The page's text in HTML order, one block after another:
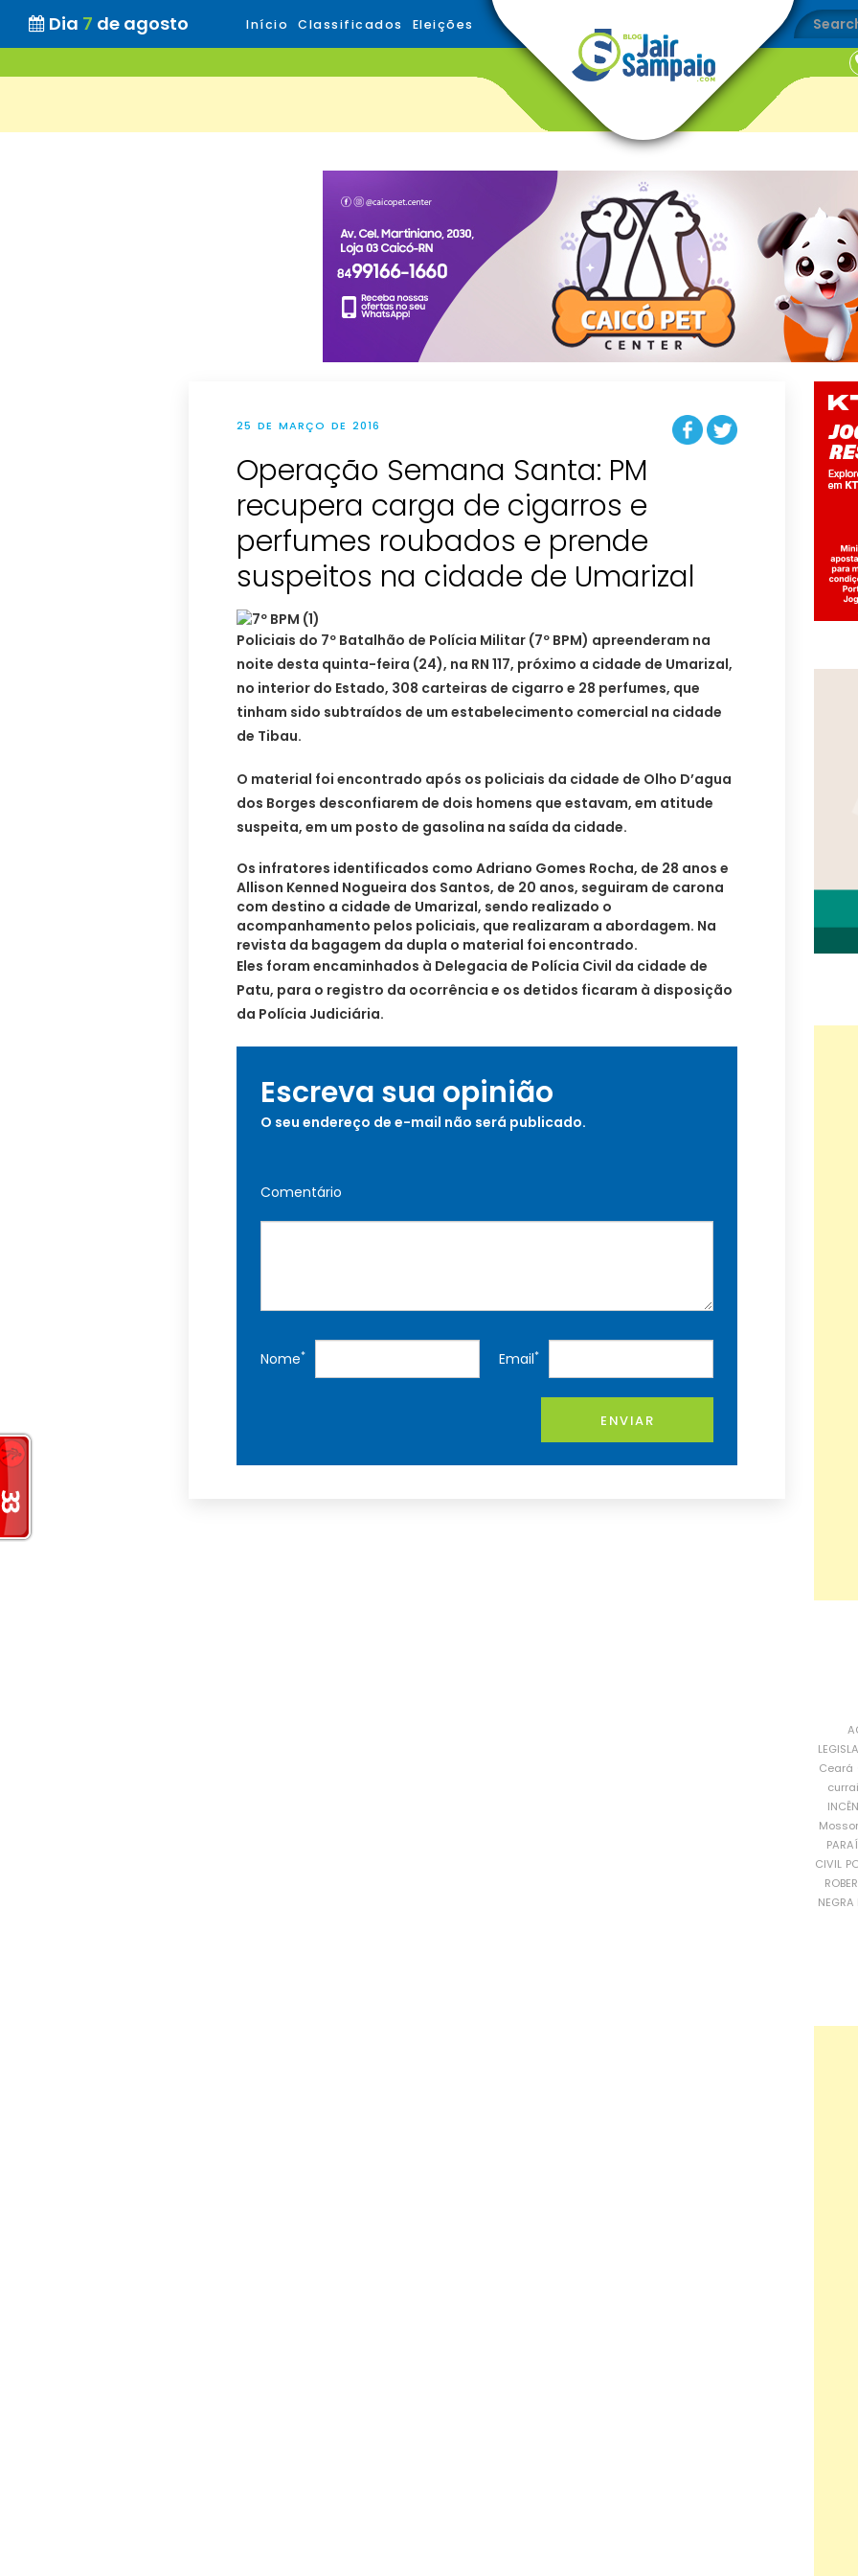
Dia 7 de agosto Início Classificados Eleições
25 DE MARÇO DE 2016
Operação Semana Santa: PM
recupera carga de cigarros e
perfumes roubados e prende
suspeitos na cidade de Umarizal
Policiais do 7º Batalhão de Polícia Militar (7º BPM) apreenderam na
noite desta quinta-feira (24), na RN 117, próximo a cidade de Umarizal,
no interior do Estado, 308 carteiras de cigarro e 28 perfumes, que
tinham sido subtraídos de um estabelecimento comercial na cidade
de Tibau.
O material foi encontrado após os policiais da cidade de Olho D’agua
dos Borges desconfiarem de dois homens que estavam, em atitude
suspeita, em um posto de gasolina na saída da cidade.
Os infratores identificados como Adriano Gomes Rocha, de 28 anos e
Allison Kenned Nogueira dos Santos, de 20 anos, seguiram de carona
com destino a cidade de Umarizal, sendo realizado o
acompanhamento pelos policiais, que realizaram a abordagem. Na
revista da bagagem da dupla o material foi encontrado.
Eles foram encaminhados à Delegacia de Polícia Civil da cidade de
Patu, para o registro da ocorrência e os detidos ficaram à disposição
da Polícia Judiciária.
Escreva sua opinião
O seu endereço de e-mail não será publicado.
Comentário
Nome* Email*
ENVIAR
Ceará
CIVIL
NEGRA